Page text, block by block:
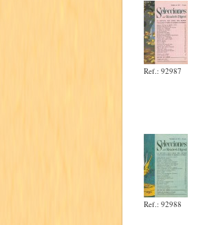
Ref.: 92987
Ref.: 92988